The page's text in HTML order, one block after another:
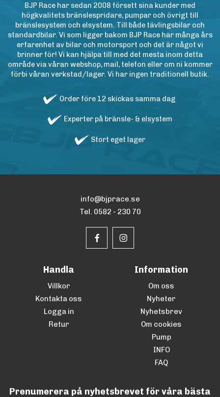
BJP Race har sedan 2008 försett sina kunder med
högkvalitets bränslespridare, pumpar och övrigt till
bränslesystem och elsystem. Till både tävlingsbilar och
standardbilar. Vi som ligger bakom BJP Race har många års
erfarenhet av bilar och motorsport och det är något vi
brinner för! Vi kan hjälpa till med det mesta inom detta
område via våran webshop, mail, telefon eller om ni kommer
förbi våran verkstad/lager. Vi har ingen traditionell butik.
Order före 12 skickas samma dag
Experter på bränsle- & elsystem
Stort eget lager
info@bjprace.se
Tel. 0582 - 230 70
Handla
Villkor
Kontakta oss
Logga in
Retur
Information
Om oss
Nyheter
Nyhetsbrev
Om cookies
Pump
INFO
FAQ
Prenumerera på nyhetsbrevet för våra bästa